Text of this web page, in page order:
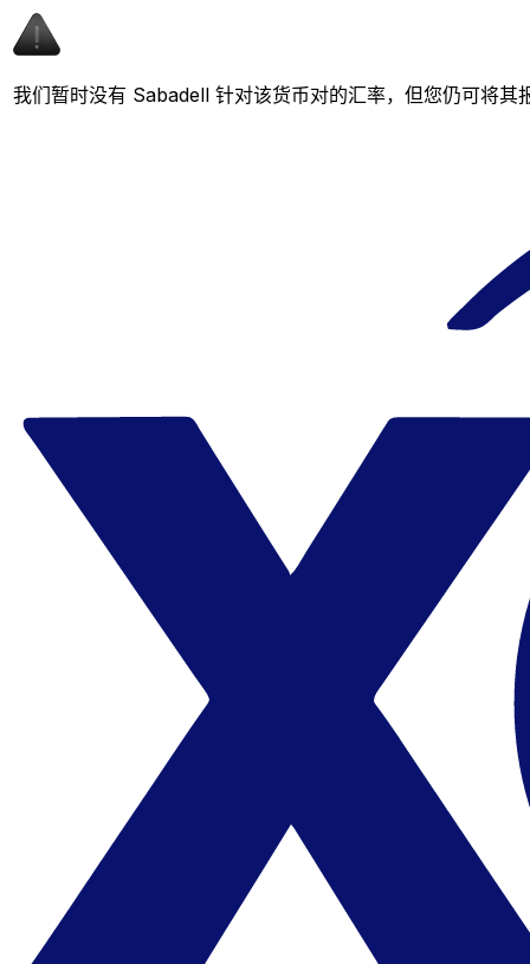
我们暂时没有 Sabadell 针对该货币对的汇率，但您仍可将